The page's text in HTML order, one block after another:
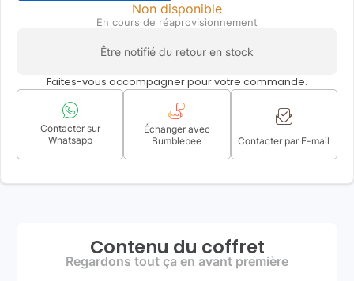
Non disponible
En cours de réaprovisionnement
Être notifié du retour en stock
Faites-vous accompagner pour votre commande.
Contacter sur
Whatsapp
Échanger avec
Bumblebee
Contacter par E-mail
Contenu du coffret
Regardons tout ça en avant première